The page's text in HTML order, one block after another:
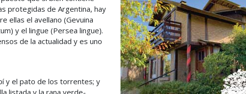
protegidas de Argentina, hay
ellas el avellano (Gevuina
y el lingue (Persea lingue).
de la actualidad y es uno
y el pato de los torrentes; y
listada y la rana verde-